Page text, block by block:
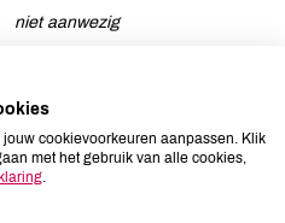
niet aanwezig
niet aanwezig
niet aanwezig
niet aanwezig
cookievoorkeuren aanpassen. Klik
met het gebruik van alle cookies,
.